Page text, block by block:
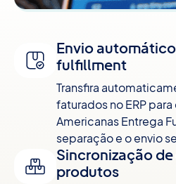
Envio
fulfillment
Transfira
faturados no ERP
Americanas Entrega
separação e o envio
Sincronização
produtos